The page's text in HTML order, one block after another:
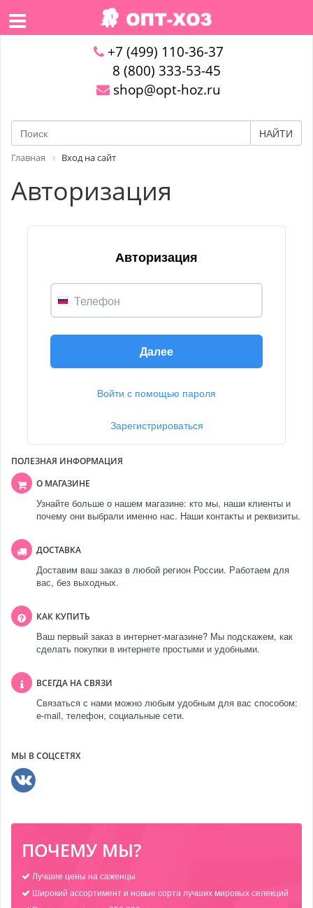
+7 (499) 110-36-37
8 (800) 333-53-45
shop@opt-hoz.ru
НАЙТИ
Главная Вход на сайт
Авторизация
Авторизация
Телефон
Далее
Войти с помощью пароля
Зарегистрироваться
ПОЛЕЗНАЯ ИНФОРМАЦИЯ
О МАГАЗИНЕ
Узнайте больше о нашем магазине: кто мы, наши клиенты и
почему они выбрали именно нас. Наши контакты и реквизиты.
ДОСТАВКА
Доставим ваш заказ в любой регион России. Работаем для
вас, без выходных.
КАК КУПИТЬ
Ваш первый заказ в интернет-магазине? Мы подскажем, как
сделать покупки в интернете простыми и удобными.
ВСЕГДА НА СВЯЗИ
Связаться с нами можно любым удобным для вас способом:
e-mail, телефон, социальные сети.
МЫ В СОЦСЕТЯХ
ПОЧЕМУ МЫ?
Лучшие цены на саженцы
Широкий ассортимент и новые сорта лучших мировых селекций